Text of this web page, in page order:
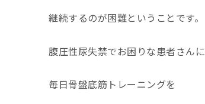
継続するのが困難ということです。
腹圧性尿失禁でお困りな患者さんに
毎日骨盤底筋トレーニングを